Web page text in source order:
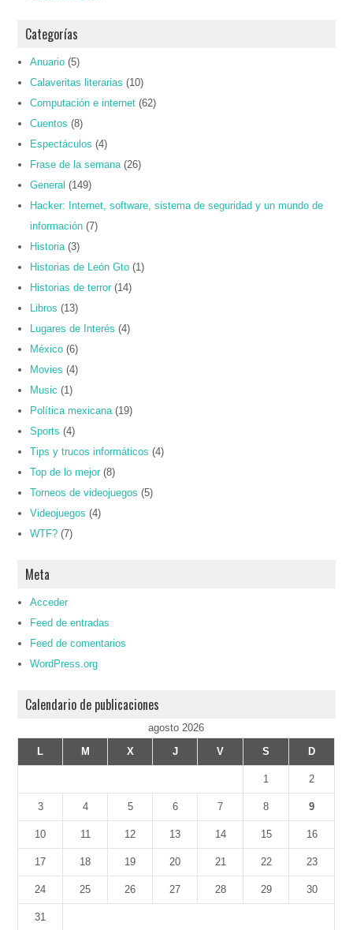
Categorías
Anuario (5)
Calaveritas literarias (10)
Computación e internet (62)
Cuentos (8)
Espectáculos (4)
Frase de la semana (26)
General (149)
Hacker: Internet, software, sistema de seguridad y un mundo de
información (7)
Historia (3)
Historias de León Gto (1)
Historias de terror (14)
Libros (13)
Lugares de Interés (4)
México (6)
Movies (4)
Music (1)
Política mexicana (19)
Sports (4)
Tips y trucos informáticos (4)
Top de lo mejor (8)
Torneos de videojuegos (5)
Videojuegos (4)
WTF? (7)
Meta
Acceder
Feed de entradas
Feed de comentarios
WordPress.org
Calendario de publicaciones
agosto 2026
L
M X J V S D
1 2
3 4 5 6 7 8 9
10 11 12 13 14 15 16
17 18 19 20 21 22 23
24 25 26 27 28 29 30
31